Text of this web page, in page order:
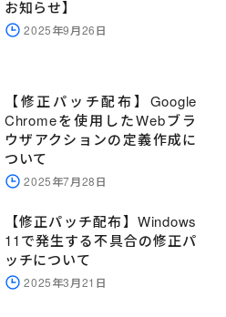
お知らせ】
2025年9月26日
【修正パッチ配布】Google
Chromeを使用したWebブラ
ウザアクションの定義作成に
ついて
2025年7月28日
【修正パッチ配布】Windows
11で発生する不具合の修正パ
ッチについて
2025年3月21日